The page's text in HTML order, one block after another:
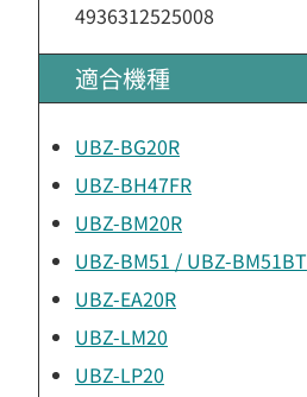
4936312525008
適合機種
UBZ-BG20R
UBZ-BH47FR
UBZ-BM20R
UBZ-BM51 / UBZ-BM51BT
UBZ-EA20R
UBZ-LM20
UBZ-LP20